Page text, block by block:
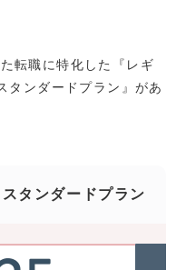
転職に特化した『レギ
タンダードプラン』があ
スタンダードプラン